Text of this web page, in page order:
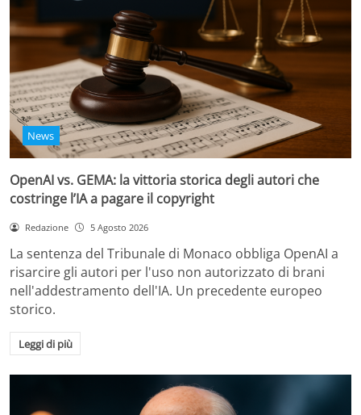
News
OpenAI vs. GEMA: la vittoria storica degli autori che
costringe l’IA a pagare il copyright
Redazione 5 Agosto 2026
La sentenza del Tribunale di Monaco obbliga OpenAI a
risarcire gli autori per l'uso non autorizzato di brani
nell'addestramento dell'IA. Un precedente europeo
storico.
Leggi di più